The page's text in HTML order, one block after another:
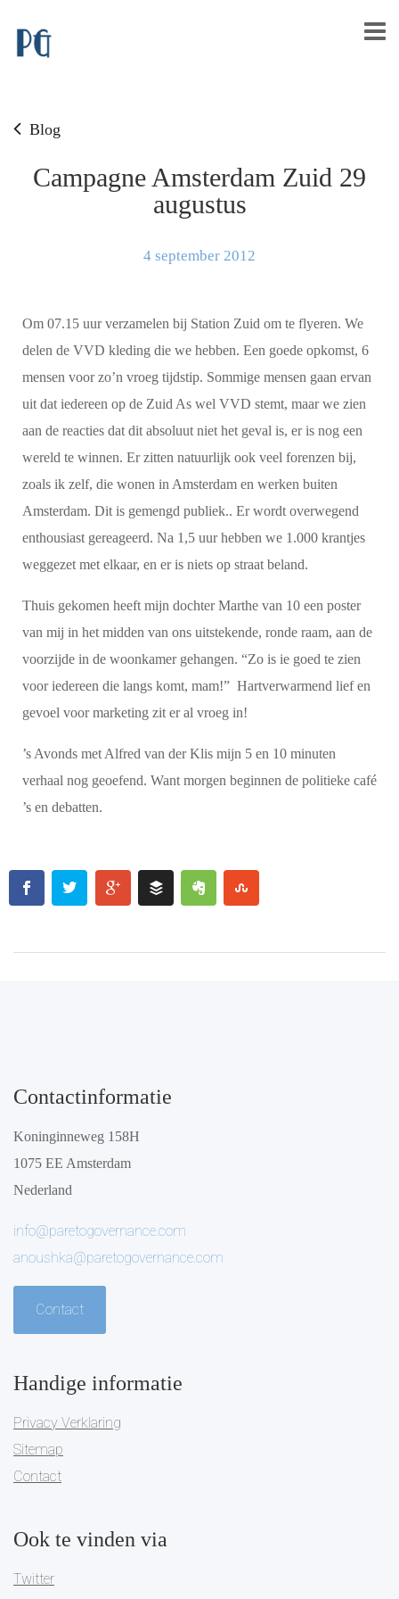
Blog
Campagne Amsterdam Zuid 29
augustus
4 september 2012
Om 07.15 uur verzamelen bij Station Zuid om te flyeren. We
delen de VVD kleding die we hebben. Een goede opkomst, 6
mensen voor zo’n vroeg tijdstip. Sommige mensen gaan ervan
uit dat iedereen op de Zuid As wel VVD stemt, maar we zien
aan de reacties dat dit absoluut niet het geval is, er is nog een
wereld te winnen. Er zitten natuurlijk ook veel forenzen bij,
zoals ik zelf, die wonen in Amsterdam en werken buiten
Amsterdam. Dit is gemengd publiek.. Er wordt overwegend
enthousiast gereageerd. Na 1,5 uur hebben we 1.000 krantjes
weggezet met elkaar, en er is niets op straat beland.
Thuis gekomen heeft mijn dochter Marthe van 10 een poster
van mij in het midden van ons uitstekende, ronde raam, aan de
voorzijde in de woonkamer gehangen. “Zo is ie goed te zien
voor iedereen die langs komt, mam!” Hartverwarmend lief en
gevoel voor marketing zit er al vroeg in!
’s Avonds met Alfred van der Klis mijn 5 en 10 minuten
verhaal nog geoefend. Want morgen beginnen de politieke café
’s en debatten.
Contactinformatie
Koninginneweg 158H
1075 EE Amsterdam
Nederland
info@paretogovernance.com
anoushka@paretogovernance.com
Contact
Handige informatie
Privacy Verklaring
Sitemap
Contact
Ook te vinden via
Twitter